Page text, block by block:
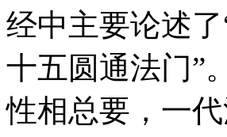
经中主要论述
十五圆通法门”
性相总要，一